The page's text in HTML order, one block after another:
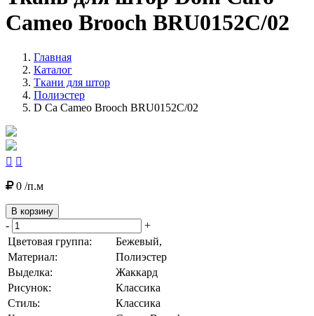
Cameo Brooch BRU0152C/02
Главная
Каталог
Ткани для штор
Полиэстер
D Ca Cameo Brooch BRU0152C/02
 
0 /п.м
В корзину
-
+
Цветовая группа:
Бежевый,
Материал:
Полиэстер
Выделка:
Жаккард
Рисунок:
Классика
Стиль:
Классика